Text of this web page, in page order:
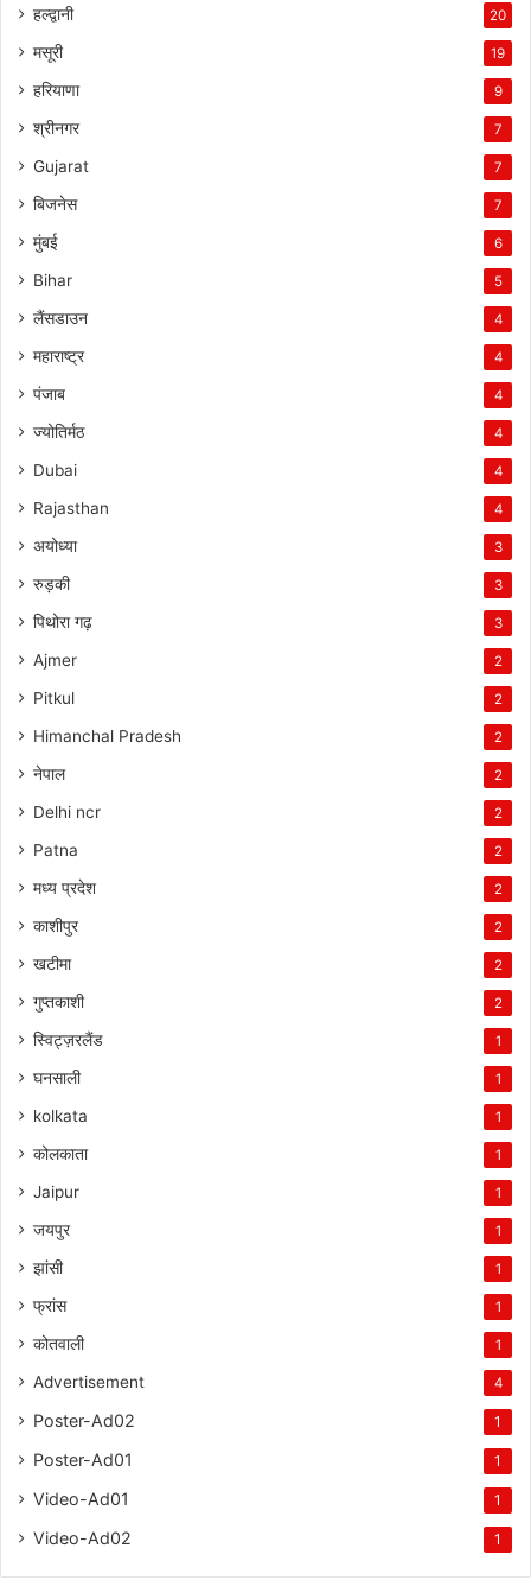
हल्द्वानी 20
मसूरी 19
हरियाणा 9
श्रीनगर 7
Gujarat 7
बिजनेस 7
मुंबई 6
Bihar 5
लैंसडाउन 4
महाराष्ट्र 4
पंजाब 4
ज्योतिर्मठ 4
Dubai 4
Rajasthan 4
अयोध्या 3
रुड़की 3
पिथोरा गढ़ 3
Ajmer 2
Pitkul 2
Himanchal Pradesh 2
नेपाल 2
Delhi ncr 2
Patna 2
मध्य प्रदेश 2
काशीपुर 2
खटीमा 2
गुप्तकाशी 2
स्विट्ज़रलैंड 1
घनसाली 1
kolkata 1
कोलकाता 1
Jaipur 1
जयपुर 1
झांसी 1
फ्रांस 1
कोतवाली 1
Advertisement 4
Poster-Ad02 1
Poster-Ad01 1
Video-Ad01 1
Video-Ad02 1